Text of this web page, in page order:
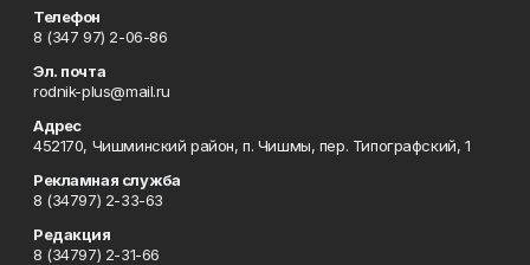
Телефон
8 (347 97) 2-06-86
Эл. почта
rodnik-plus@mail.ru
Адрес
452170, Чишминский район, п. Чишмы, пер. Типографский, 1
Рекламная служба
8 (34797) 2-33-63
Редакция
8 (34797) 2-31-66